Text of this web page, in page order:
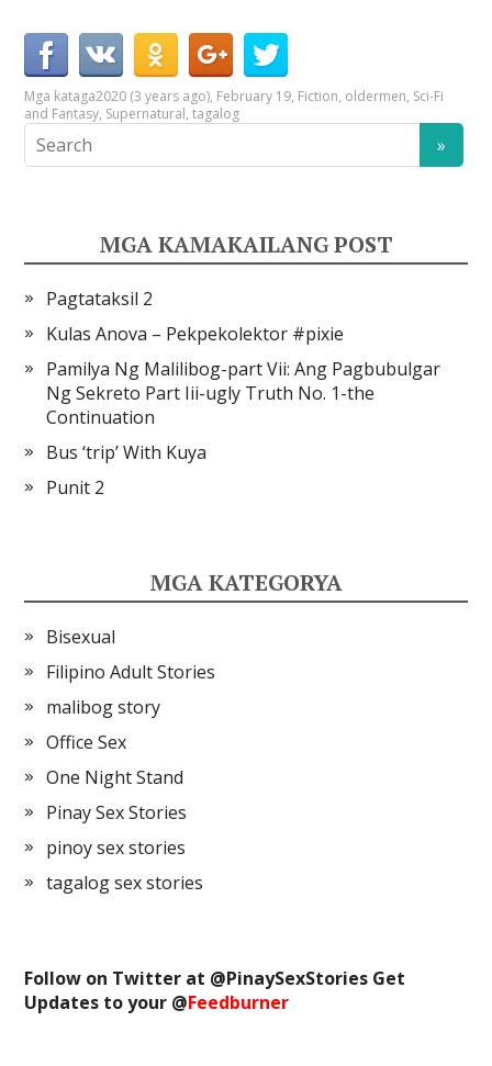
Mga kataga2020 (3 years ago), February 19, Fiction, oldermen, Sci-Fi
and Fantasy, Supernatural,tagalog
MGA KAMAKAILANG POST
Pagtataksil 2
Kulas Anova – Pekpekolektor #pixie
Pamilya Ng Malilibog-part Vii: Ang Pagbubulgar
Ng Sekreto Part Iii-ugly Truth No. 1-the
Continuation
Bus ‘trip’ With Kuya
Punit 2
MGA KATEGORYA
Bisexual
Filipino Adult Stories
malibog story
Office Sex
One Night Stand
Pinay Sex Stories
pinoy sex stories
tagalog sex stories
Follow on Twitter at @PinaySexStories Get
Updates to your @Feedburner